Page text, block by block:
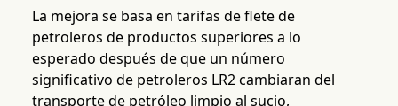
La mejora se basa en tarifas de flete de
petroleros de productos superiores a lo
esperado después de que un número
significativo de petroleros LR2 cambiaran del
transporte de petróleo limpio al sucio,